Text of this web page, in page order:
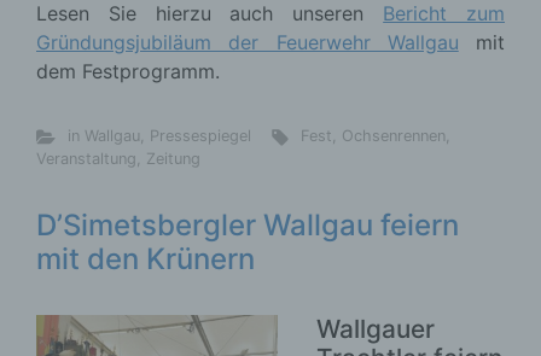
Lesen Sie hierzu auch unseren Bericht zum
Gründungsjubiläum der Feuerwehr Wallgau mit
dem Festprogramm.
in Wallgau, Pressespiegel Fest, Ochsenrennen,
Veranstaltung, Zeitung
D’Simetsbergler Wallgau feiern
mit den Krünern
Wallgauer